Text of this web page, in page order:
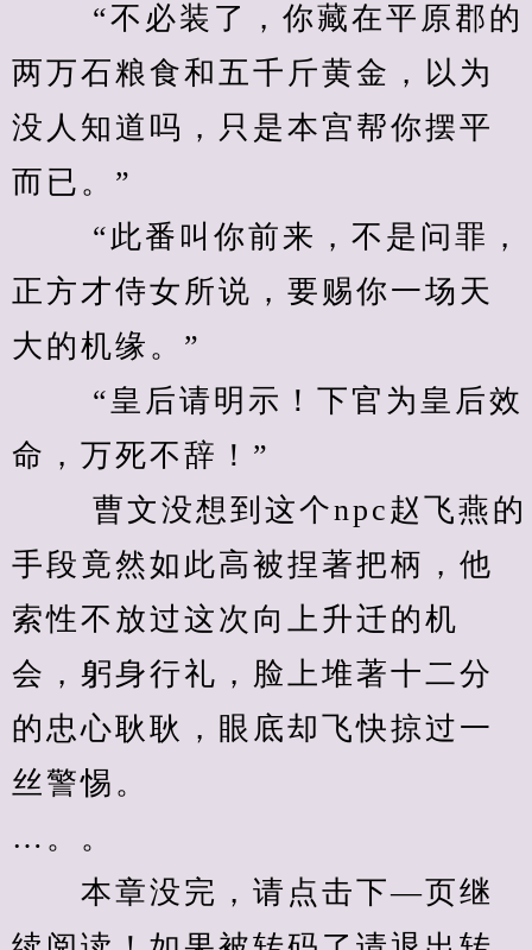
“不必装了，你藏在平原郡的
两万石粮食和五千斤黄金，以为
没人知道吗，只是本宫帮你摆平
而已。”
“此番叫你前来，不是问罪，
正方才侍女所说，要赐你一场天
大的机缘。”
“皇后请明示！下官为皇后效
命，万死不辞！”
曹文没想到这个npc赵飞燕的
手段竟然如此高被捏著把柄，他
索性不放过这次向上升迁的机
会，躬身行礼，脸上堆著十二分
的忠心耿耿，眼底却飞快掠过一
丝警惕。
…。。
本章没完，请点击下—页继